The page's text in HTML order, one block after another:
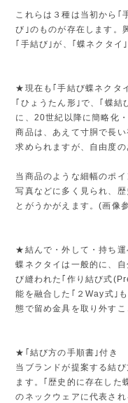
これらは３種は当初から｢
び｣のものが存在します。
｢手結び｣が、｢蝶ネクタイ
★現在も｢手結び蝶ネクタ
｢ひょうたん形｣で、｢蝶
に、20世紀以降に簡略化
商品は、あえて寸胴で長
求められますが、自由度
当商品のような細幅のポ
写真などに多く見られ、
とがうかがえます。(画像
★結んで・外して・持ち運
蝶ネクタイは一般的に、
び縫われた｢作り結び式
能を融合した｢２Way式｣
態で留め金具を取り外す
★｢結び方の手順書｣付き
当ブランドが提案する結
ます。｢歴史的に存在した
のネックウェアに代表さ